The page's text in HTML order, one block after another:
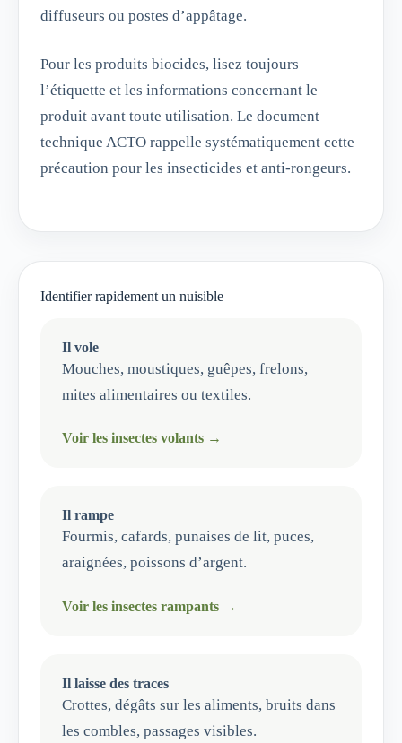
diffuseurs ou postes d’appâtage.
Pour les produits biocides, lisez toujours
l’étiquette et les informations concernant le
produit avant toute utilisation. Le document
technique ACTO rappelle systématiquement cette
précaution pour les insecticides et anti-rongeurs.
Identifier rapidement un nuisible
Il vole
Mouches, moustiques, guêpes, frelons,
mites alimentaires ou textiles.
Voir les insectes volants →
Il rampe
Fourmis, cafards, punaises de lit, puces,
araignées, poissons d’argent.
Voir les insectes rampants →
Il laisse des traces
Crottes, dégâts sur les aliments, bruits dans
les combles, passages visibles.